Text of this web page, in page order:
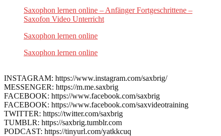
Saxophon lernen online – Anfänger Fortgeschrittene –
Saxofon Video Unterricht
Saxophon lernen online
Saxophon lernen online
INSTAGRAM: https://www.instagram.com/saxbrig/
MESSENGER: https://m.me.saxbrig
FACEBOOK: https://www.facebook.com/saxbrig
FACEBOOK: https://www.facebook.com/saxvideotraining
TWITTER: https://twitter.com/saxbrig
TUMBLR: https://saxbrig.tumblr.com
PODCAST: https://tinyurl.com/yatkkcuq